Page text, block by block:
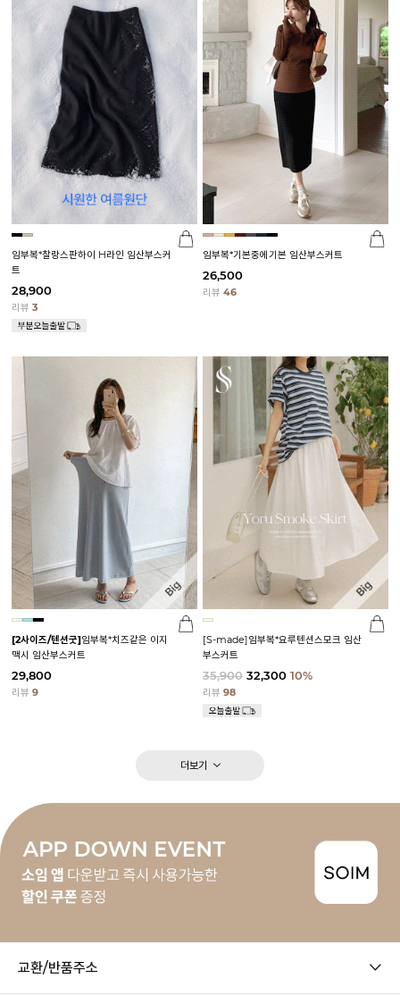
임부복*찰랑스판하이 H라인 임산부스커
트
28,900
리뷰 3
임부복*기본중에기본 임산부스커트
26,500
리뷰 46
[2사이즈/텐션굿]임부복*치즈같은 이지
맥시 임산부스커트
29,800
리뷰 9
[S-made]임부복*요루텐션스모크 임산
부스커트
35,900 32,300 10%
리뷰 98
더보기
교환/반품주소